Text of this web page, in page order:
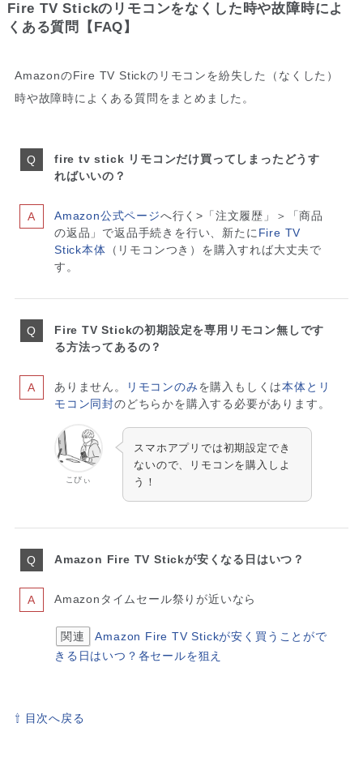
Fire TV Stickのリモコンをなくした時や故障時によ
くある質問【FAQ】
AmazonのFire TV Stickのリモコンを紛失した（なくした）
時や故障時によくある質問をまとめました。
fire tv stick リモコンだけ買ってしまったどうす
ればいいの？
Amazon公式ページへ行く>「注文履歴」＞「商品
の返品」で返品手続きを行い、新たにFire TV
Stick本体 （リモコンつき）を購入すれば大丈夫で
す。
Fire TV Stickの初期設定を専用リモコン無しです
る方法ってあるの？
ありません。 リモコンのみを購入もしくは本体とリ
モコン同封のどちらかを購入する必要があります。
こびぃ
スマホアプリでは初期設定でき
ないので、リモコンを購入しよ
う！
Amazon Fire TV Stickが安くなる日はいつ？
Amazonタイムセール祭りが近いなら
関連
Amazon Fire TV Stickが安く買うことがで
きる日はいつ？各セールを狙え
⇧ 目次へ戻る